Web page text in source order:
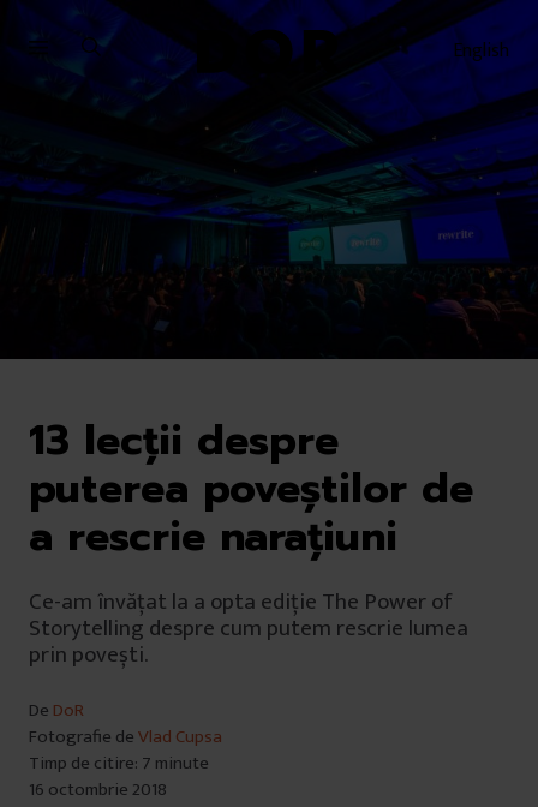
Sari
la
Sari
la
English
13 lecții despre
puterea poveștilor de
a rescrie narațiuni
Ce-am învățat la a opta ediție The Power of
Storytelling despre cum putem rescrie lumea
prin povești.
De DoR
Fotografie deVlad Cupsa
Timp de citire: 7 minute
16 octombrie 2018